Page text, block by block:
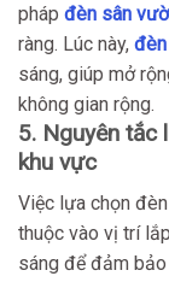
pháp đèn sân
ràng. Lúc này,
sáng, giúp mở
không gian rộng.
5. Nguyên tắc
khu vực
Việc lựa chọn
thuộc vào vị trí
sáng để đảm